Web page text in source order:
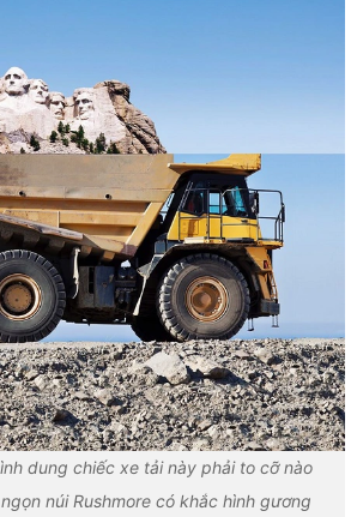
dung chiếc xe tải này phải to cỡ nào
núi Rushmore có khắc hình gương